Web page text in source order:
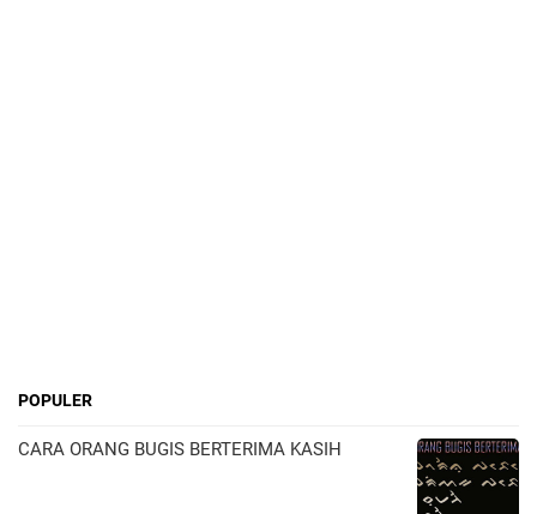
POPULER
CARA ORANG BUGIS BERTERIMA KASIH